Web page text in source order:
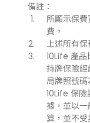
備註：
所顯示保
費。
上述所有保
10Life 產
持牌保險
局牌照號碼
10Life 保
據，並以
算，並不